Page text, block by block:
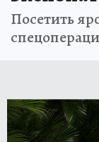
Посетить